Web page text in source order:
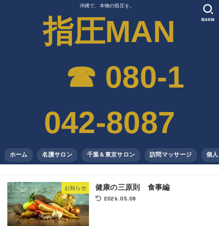
沖縄で、本物の指圧を。
指圧MAN
☎︎ 080-1
042-8087
ホーム 名護サロン 千葉＆東京サロン 訪問マッサージ 個
SEARCH
お知らせ 健康の三原則 食事編
2026.05.08